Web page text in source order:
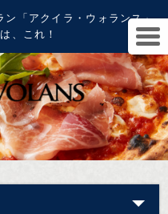
ン「アクイラ・ウォランス」
、これ！